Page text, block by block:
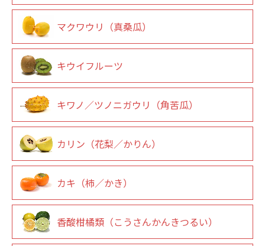
マクワウリ（真桑瓜）
キウイフルーツ
キワノ／ツノニガウリ（角苦瓜）
カリン（花梨／かりん）
カキ（柿／かき）
香酸柑橘類（こうさんかんきつるい）